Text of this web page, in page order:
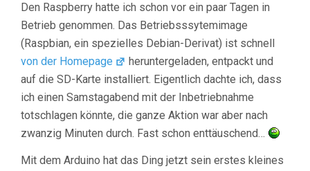
Den Raspberry hatte ich schon vor ein paar Tagen in
Betrieb genommen. Das Betriebsssytemimage
(Raspbian, ein spezielles Debian-Derivat) ist schnell
von der Homepage
heruntergeladen, entpackt und
auf die SD-Karte installiert. Eigentlich dachte ich, dass
ich einen Samstagabend mit der Inbetriebnahme
totschlagen könnte, die ganze Aktion war aber nach
zwanzig Minuten durch. Fast schon enttäuschend…
Mit dem Arduino hat das Ding jetzt sein erstes kleines